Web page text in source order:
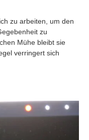
zu arbeiten, um den
zu
Mühe bleibt sie
verringert sich